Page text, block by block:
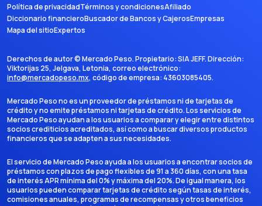
Política de privacidadTérminos y condicionesAfiliado
Diccionario financieroBuscador de Bancos y CajerosEmpresas
Mapa del sitioExpertos
Derechos de autor ©Mercado Peso. Propietario:SIA JEFF. Dirección:
Viktorijas 25, Jelgava, Letonia, correo electrónico:
info@mercadopeso.mx, código de empresa: 43603085405.
Mercado Peso no es un proveedor de préstamos ni de tarjetas de
crédito y no emite préstamos ni tarjetas de crédito. Los servicios de
Mercado Peso ayudan a los usuarios a comparar y elegir entre distintos
socios crediticios acreditados, así como a buscar diversos productos
financieros que se adapten a sus necesidades.
El servicio de Mercado Peso ayuda a los usuarios a encontrar socios de
préstamos con plazos de pago flexibles de 91 a 360 días, con una tasa
de interés APR mínima del 0% y máxima del 20%. De igual manera, los
usuarios pueden comparar tarjetas de crédito según tasas de interés,
comisiones anuales, programas de recompensas y otros beneficios